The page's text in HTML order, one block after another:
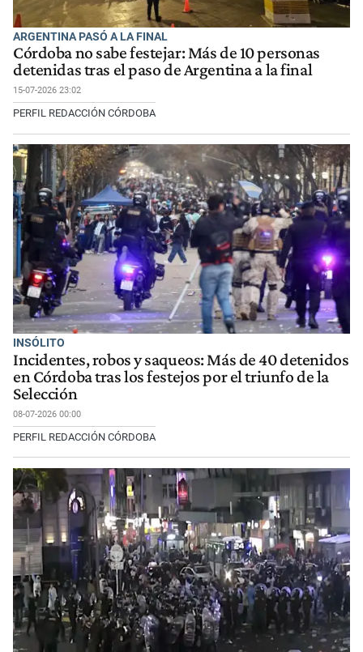
ARGENTINA PASÓ A LA FINAL
Córdoba no sabe festejar: Más de 10 personas
detenidas tras el paso de Argentina a la final
15-07-2026 23:02
PERFIL REDACCIÓN CÓRDOBA
INSÓLITO
Incidentes, robos y saqueos: Más de 40 detenidos
en Córdoba tras los festejos por el triunfo de la
Selección
08-07-2026 00:00
PERFIL REDACCIÓN CÓRDOBA